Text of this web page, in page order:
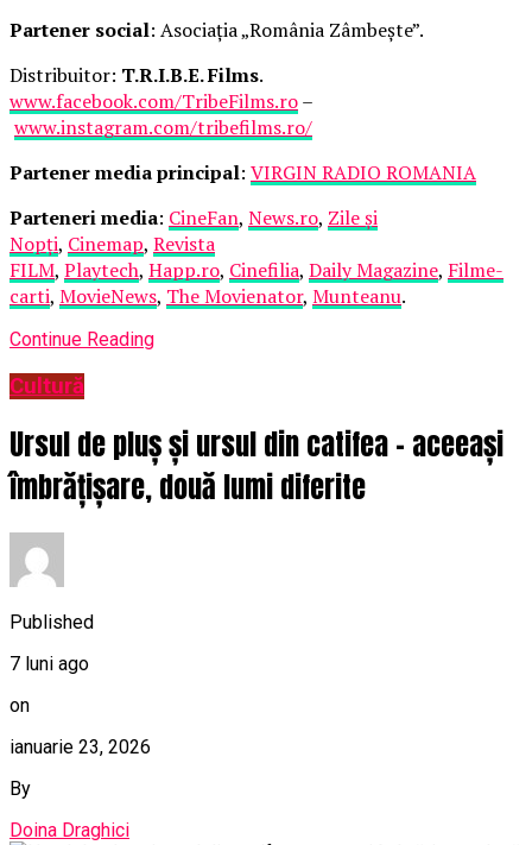
Partener social: Asociația „România Zâmbește”.
Distribuitor: T.R.I.B.E. Films.
www.facebook.com/TribeFilms.ro–
www.instagram.com/tribefilms.ro/
Partener media principal: VIRGIN RADIO ROMANIA
Parteneri media: CineFan, News.ro, Zile și
Nopți, Cinemap, Revista
FILM, Playtech, Happ.ro, Cinefilia, Daily Magazine, Filme-
carti, MovieNews, The Movienator, Munteanu.
Continue Reading
Cultură
Ursul de pluș și ursul din catifea – aceeași
îmbrățișare, două lumi diferite
Published
7 luni ago
on
ianuarie 23, 2026
By
Doina Draghici